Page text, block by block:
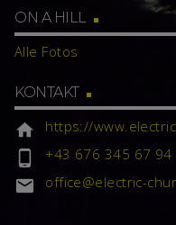
ON A HILL
Alle Fotos
KONTAKT
home https://
phone_android +43 676 345 67 94
email office@electric-